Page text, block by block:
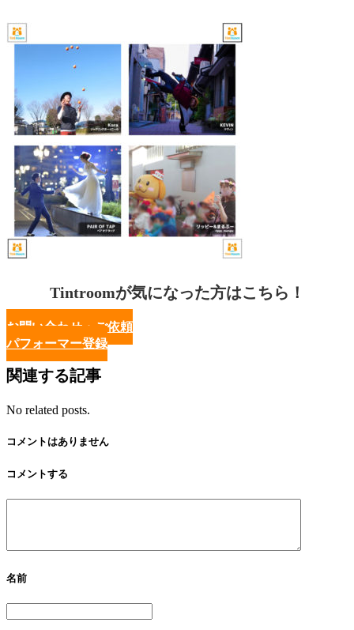
Tintroomが気になった方はこちら！
お問い合わせ・ご依頼
パフォーマー登録
関連する記事
No related posts.
コメントはありません
コメントする
名前